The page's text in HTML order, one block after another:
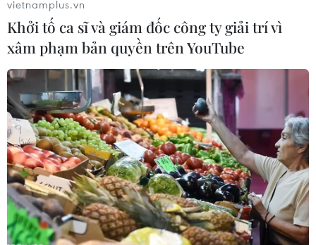
Tăng gần 6 điểm, chỉ số VN-Index tiến sát
ngưỡng 757 điểm
13/06/2017 08:18
Chỉ số VN-Index có phiên thứ hai liên tiếp giữ được sắc
xanh với mức tăng xấp xỉ 6 điểm trong ngày giao dịch
13/6 và qua đó gần chạm ngưỡng 757 điểm.
vietnamplus.vn
Khởi tố ca sĩ và giám đốc công ty giải trí vì
xâm phạm bản quyền trên YouTube